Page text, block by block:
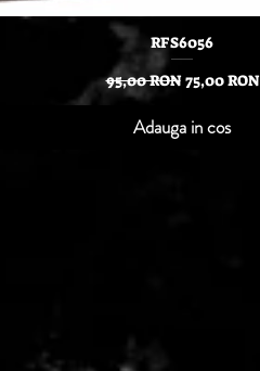
Afișare rapidă
RFS6056
Preț normal
95,00 RON Preț redus
75,00 RON
Adauga in cos